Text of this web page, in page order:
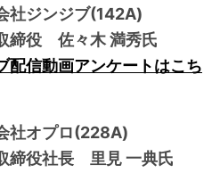
社ジンジブ(142A)
締役 佐々木 満秀氏
配信動画アンケートはこち
社オプロ(228A)
締役社長 里見 一典氏